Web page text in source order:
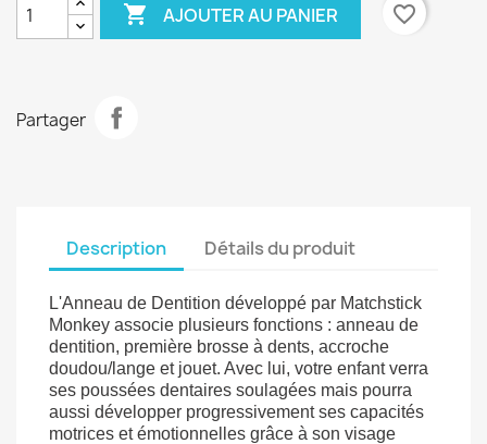
 AJOUTER AU PANIER favorite_border
Partager
Description Détails du produit
L'Anneau de Dentition développé par Matchstick
Monkey associe plusieurs fonctions : anneau de
dentition, première brosse à dents, accroche
doudou/lange et jouet. Avec lui, votre enfant verra
ses poussées dentaires soulagées mais pourra
aussi développer progressivement ses capacités
motrices et émotionnelles grâce à son visage